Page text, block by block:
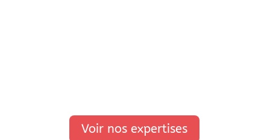
Voir nos expertises